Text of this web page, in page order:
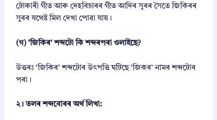
i
n
2
2
6
-
7
টোকাৰী গীত আৰু দেহবিচাৰৰ গীত আদিৰ সুৰৰ সৈতে জিকিৰৰ
সুৰৰ যথেষ্ট মিল দেখা পোৱা যায়।
(গ) ‘জিকিৰ’ শব্দটো কি শব্দৰপৰা ওলাইছে?
উত্তৰঃ ‘জিকিৰ’ শব্দটোৰ উৎপত্তি ঘটিছে ‘জিকৰ’ নামৰ শব্দটোৰ
পৰা।
২। তলৰ শব্দবোৰৰ অৰ্থ লিখা: